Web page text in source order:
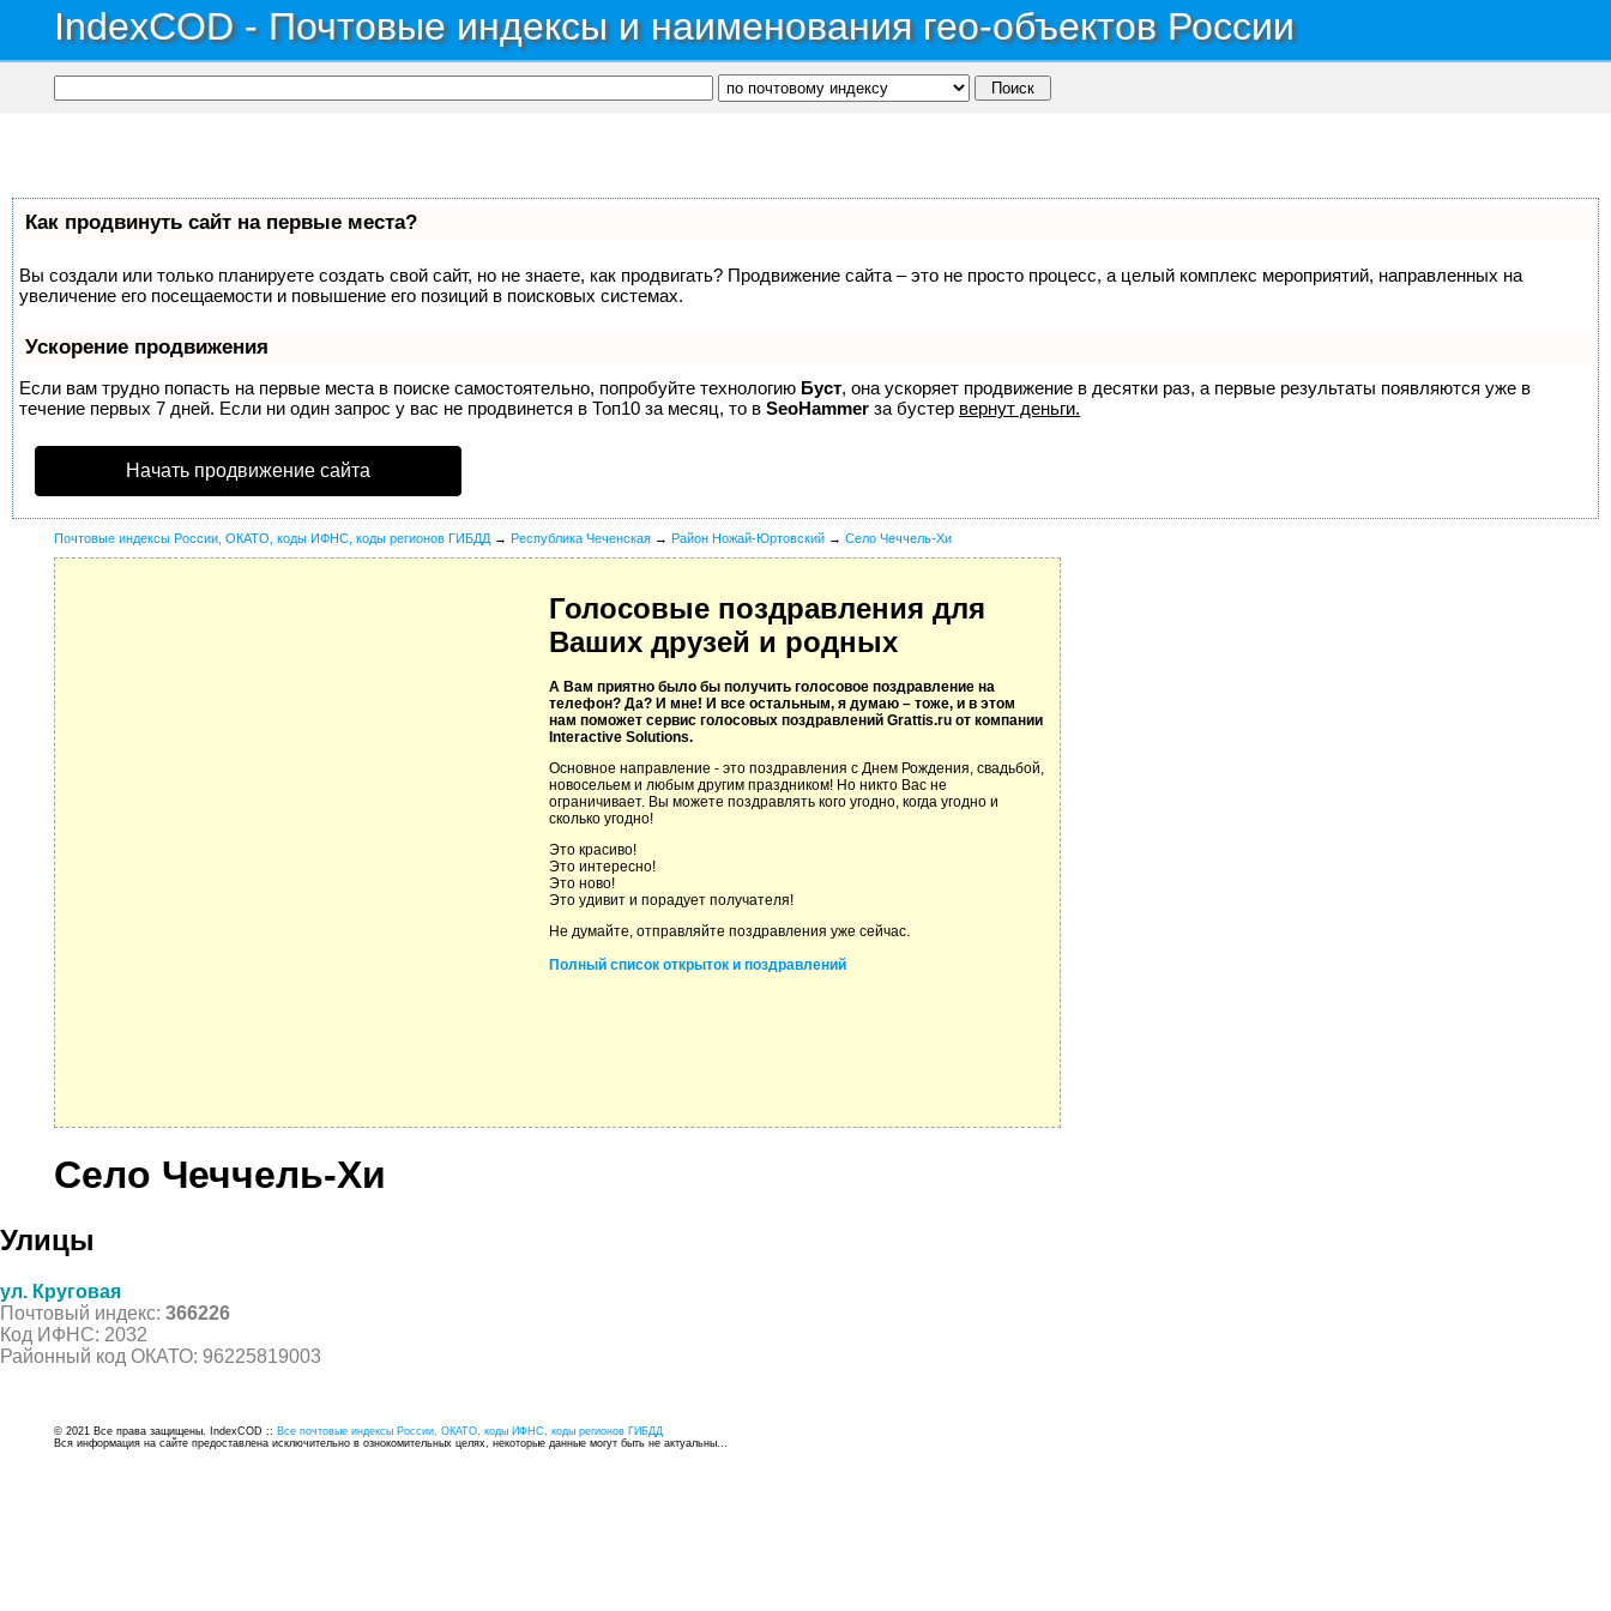
IndexCOD - Почтовые индексы и наименования гео-объектов России
Как продвинуть сайт на первые места?
Вы создали или только планируете создать свой сайт, но не знаете, как продвигать? Продвижение сайта – это не просто процесс, а целый комплекс мероприятий, направленных на
увеличение его посещаемости и повышение его позиций в поисковых системах.
Ускорение продвижения
Если вам трудно попасть на первые места в поиске самостоятельно, попробуйте технологию Буст, она ускоряет продвижение в десятки раз, а первые результаты появляются уже в
течение первых 7 дней. Если ни один запрос у вас не продвинется в Топ10 за месяц, то в SeoHammer за бустер вернут деньги.
Начать продвижение сайта
Почтовые индексы России, ОКАТО, коды ИФНС, коды регионов ГИБДД → Республика Чеченская → Район Ножай-Юртовский → Село Чеччель-Хи
Голосовые поздравления для
Ваших друзей и родных
А Вам приятно было бы получить голосовое поздравление на
телефон? Да? И мне! И все остальным, я думаю – тоже, и в этом
нам поможет сервис голосовых поздравлений Grattis.ru от компании
Interactive Solutions.
Основное направление - это поздравления с Днем Рождения, свадьбой,
новосельем и любым другим праздником! Но никто Вас не
ограничивает. Вы можете поздравлять кого угодно, когда угодно и
сколько угодно!
Это красиво!
Это интересно!
Это ново!
Это удивит и порадует получателя!
Не думайте, отправляйте поздравления уже сейчас.
Полный список открыток и поздравлений
Село Чеччель-Хи
Улицы
ул. Круговая
Почтовый индекс: 366226
Код ИФНС: 2032
Районный код ОКАТО: 96225819003
© 2021 Все права защищены. IndexCOD :: Все почтовые индексы России, ОКАТО, коды ИФНС, коды регионов ГИБДД
Вся информация на сайте предоставлена исключительно в ознокомительных целях, некоторые данные могут быть не актуальны...